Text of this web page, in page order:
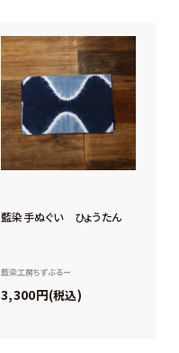
藍染手ぬぐい ひょうたん
藍染工房ちずぶるー
3,300 税込